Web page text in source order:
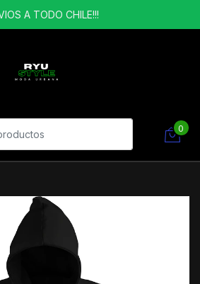
A TODO CHILE!!!
0